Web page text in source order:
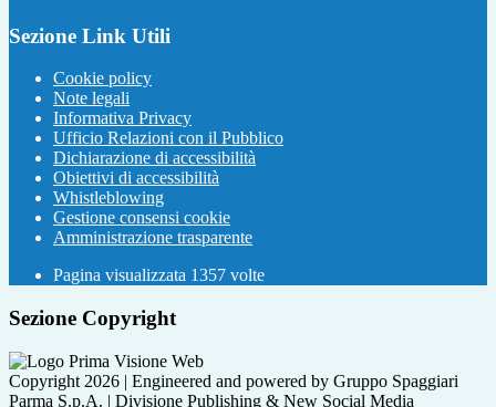
Sezione Link Utili
Cookie policy
Note legali
Informativa Privacy
Ufficio Relazioni con il Pubblico
Dichiarazione di accessibilità
Obiettivi di accessibilità
Whistleblowing
Gestione consensi cookie
Amministrazione trasparente
Pagina visualizzata 1357 volte
Sezione Copyright
Copyright 2026 | Engineered and powered by Gruppo Spaggiari
Parma S.p.A. | Divisione Publishing & New Social Media